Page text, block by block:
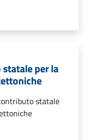
per la
statale